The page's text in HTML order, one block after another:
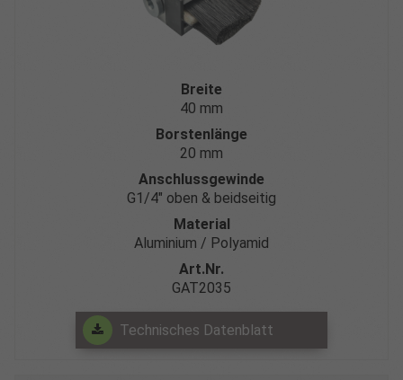
Breite
40 mm
Borstenlänge
20 mm
Anschlussgewinde
G1/4″ oben & beidseitig
Material
Aluminium / Polyamid
Art.Nr.
GAT2035
Technisches Datenblatt